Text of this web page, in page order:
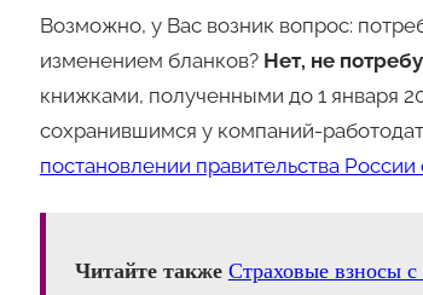
Возможно, у Вас возник вопрос:
изменением бланков? Нет, не
книжками, полученными до 1 января
сохранившимся у компаний-
постановлении правительства России
Читайте также Страховые взносы